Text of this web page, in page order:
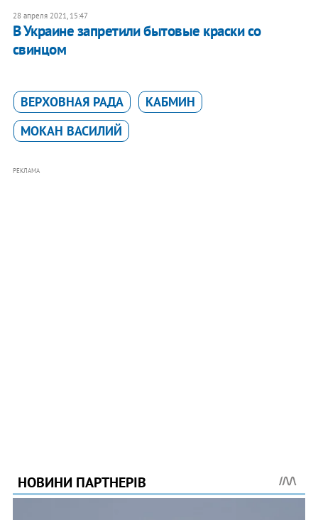
28 апреля 2021, 15:47
В Украине запретили бытовые краски со
свинцом
ВЕРХОВНАЯ РАДА
КАБМИН
МОКАН ВАСИЛИЙ
РЕКЛАМА